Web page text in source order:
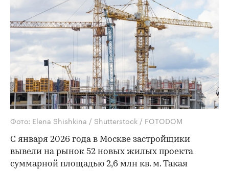
Фото: Elena Shishkina / Shutterstock / FOTODOM
С января 2026 года в Москве застройщики
вывели на рынок 52 новых жилых проекта
суммарной площадью 2,6 млн кв. м. Такая